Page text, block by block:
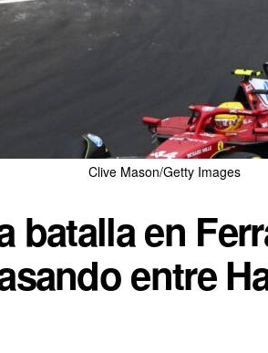
Clive Mason/Getty Images
batalla en
entre